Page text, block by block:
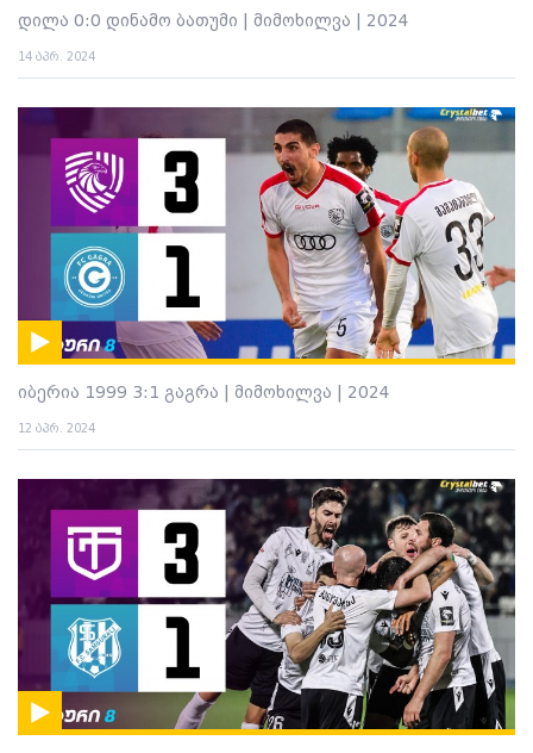
დილა 0:0 დინამო ბათუმი | მიმოხილვა | 2024
14 აპრ. 2024
იბერია 1999 3:1 გაგრა | მიმოხილვა | 2024
12 აპრ. 2024